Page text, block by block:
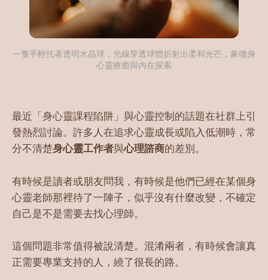
一隻手輕托著透明水晶球，光線穿透球體折射出柔和光芒，象徵身
心靈療癒與內在探索
最近「身心靈課程陷阱」與心靈控制的話題在社群上引
發熱烈討論。許多人在追求心靈成長或陷入低潮時，常
分不清楚身心靈工作者與心理諮商的差別。
有時候是讀者或朋友問我，有時候是他們已經在某個身
心靈老師那裡待了一陣子，似乎沒有什麼改變，不確定
自己是不是需要去找心理師。
這個問題非常值得被說清楚。混淆兩者，有時候會讓真
正需要專業支持的人，繞了很長的路。